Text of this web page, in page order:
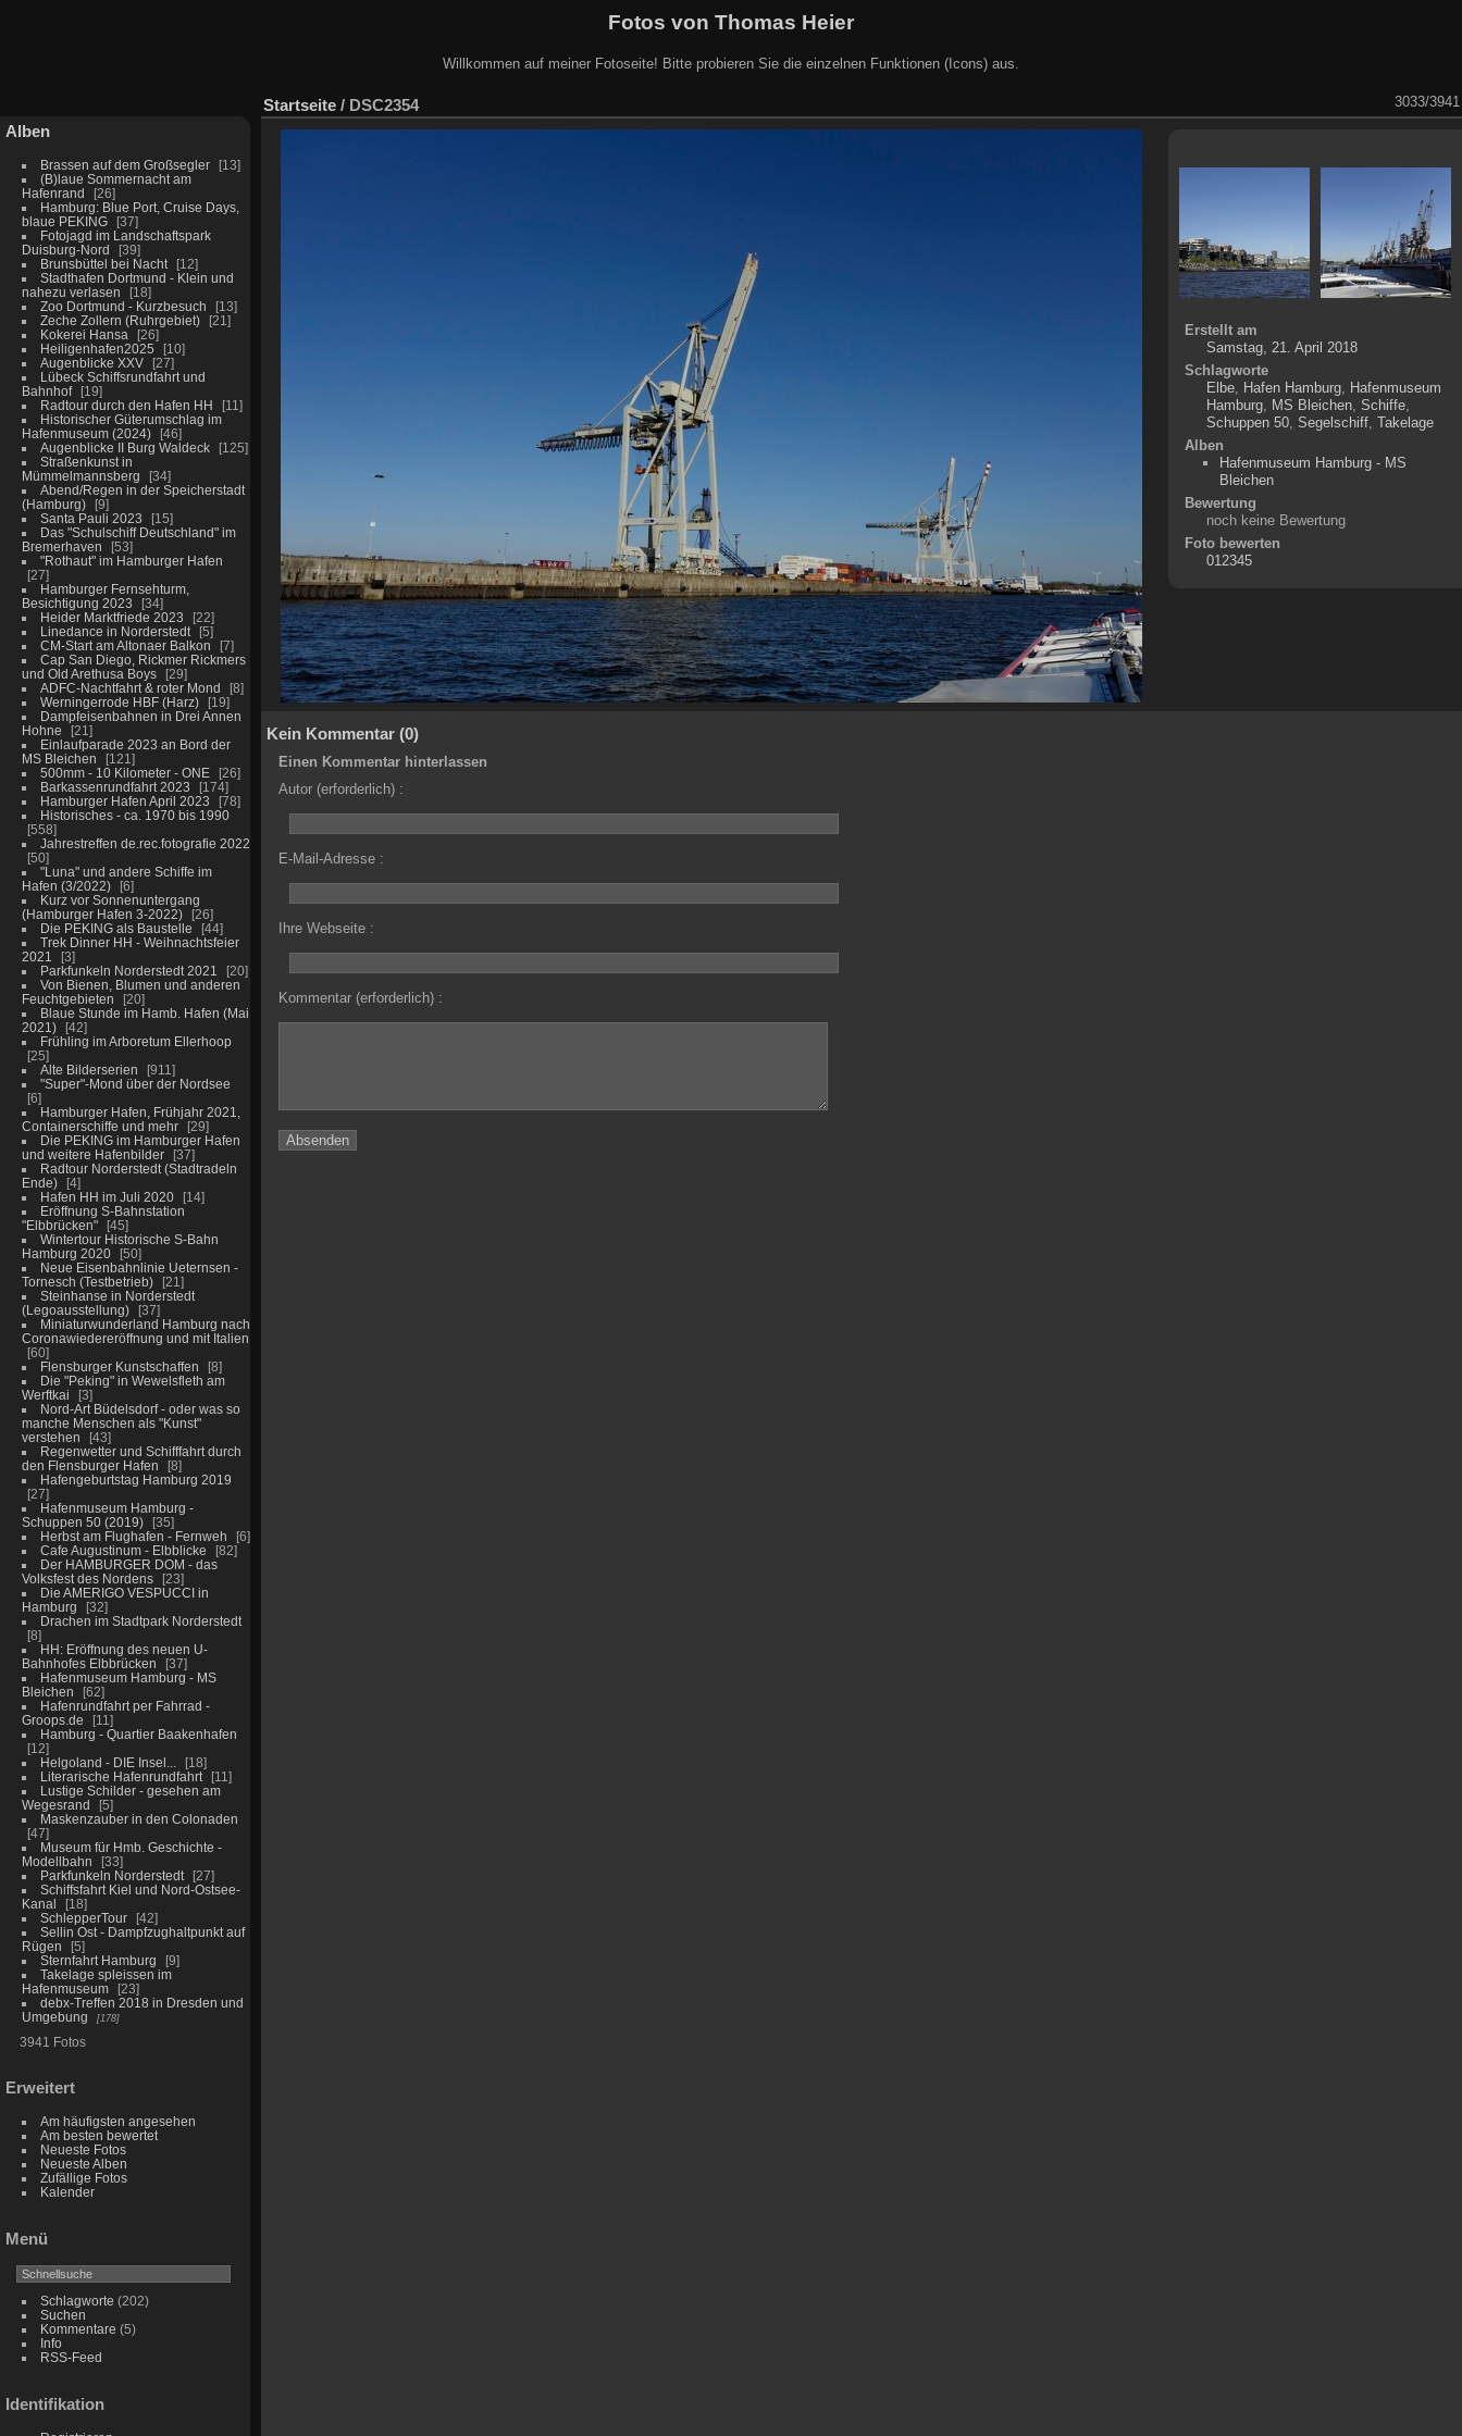
Fotos von Thomas Heier
Willkommen auf meiner Fotoseite! Bitte probieren Sie die einzelnen Funktionen (Icons) aus.
Alben
Brassen auf dem Großsegler
13
(B)laue Sommernacht am
Hafenrand
26
Hamburg: Blue Port, Cruise Days,
blaue PEKING
37
Fotojagd im Landschaftspark
Duisburg-Nord
39
Brunsbüttel bei Nacht
12
Stadthafen Dortmund - Klein und
nahezu verlasen
18
Zoo Dortmund - Kurzbesuch
13
Zeche Zollern (Ruhrgebiet)
21
Kokerei Hansa
26
Heiligenhafen2025
10
Augenblicke XXV
27
Lübeck Schiffsrundfahrt und
Bahnhof
19
Radtour durch den Hafen HH
11
Historischer Güterumschlag im
Hafenmuseum (2024)
46
Augenblicke II Burg Waldeck
125
Straßenkunst in
Mümmelmannsberg
34
Abend/Regen in der Speicherstadt
(Hamburg)
9
Santa Pauli 2023
15
Das "Schulschiff Deutschland" im
Bremerhaven
53
"Rothaut" im Hamburger Hafen
27
Hamburger Fernsehturm,
Besichtigung 2023
34
Heider Marktfriede 2023
22
Linedance in Norderstedt
5
CM-Start am Altonaer Balkon
7
Cap San Diego, Rickmer Rickmers
und Old Arethusa Boys
29
ADFC-Nachtfahrt & roter Mond
8
Werningerrode HBF (Harz)
19
Dampfeisenbahnen in Drei Annen
Hohne
21
Einlaufparade 2023 an Bord der
MS Bleichen
121
500mm - 10 Kilometer - ONE
26
Barkassenrundfahrt 2023
174
Hamburger Hafen April 2023
78
Historisches - ca. 1970 bis 1990
558
Jahrestreffen de.rec.fotografie 2022
50
"Luna" und andere Schiffe im
Hafen (3/2022)
6
Kurz vor Sonnenuntergang
(Hamburger Hafen 3-2022)
26
Die PEKING als Baustelle
44
Trek Dinner HH - Weihnachtsfeier
2021
3
Parkfunkeln Norderstedt 2021
20
Von Bienen, Blumen und anderen
Feuchtgebieten
20
Blaue Stunde im Hamb. Hafen (Mai
2021)
42
Frühling im Arboretum Ellerhoop
25
Alte Bilderserien
911
"Super"-Mond über der Nordsee
6
Hamburger Hafen, Frühjahr 2021,
Containerschiffe und mehr
29
Die PEKING im Hamburger Hafen
und weitere Hafenbilder
37
Radtour Norderstedt (Stadtradeln
Ende)
4
Hafen HH im Juli 2020
14
Eröffnung S-Bahnstation
"Elbbrücken"
45
Wintertour Historische S-Bahn
Hamburg 2020
50
Neue Eisenbahnlinie Ueternsen -
Tornesch (Testbetrieb)
21
Steinhanse in Norderstedt
(Legoausstellung)
37
Miniaturwunderland Hamburg nach
Coronawiedereröffnung und mit Italien
60
Flensburger Kunstschaffen
8
Die "Peking" in Wewelsfleth am
Werftkai
3
Nord-Art Büdelsdorf - oder was so
manche Menschen als "Kunst"
verstehen
43
Regenwetter und Schifffahrt durch
den Flensburger Hafen
8
Hafengeburtstag Hamburg 2019
27
Hafenmuseum Hamburg -
Schuppen 50 (2019)
35
Herbst am Flughafen - Fernweh
6
Cafe Augustinum - Elbblicke
82
Der HAMBURGER DOM - das
Volksfest des Nordens
23
Die AMERIGO VESPUCCI in
Hamburg
32
Drachen im Stadtpark Norderstedt
8
HH: Eröffnung des neuen U-
Bahnhofes Elbbrücken
37
Hafenmuseum Hamburg - MS
Bleichen
62
Hafenrundfahrt per Fahrrad -
Groops.de
11
Hamburg - Quartier Baakenhafen
12
Helgoland - DIE Insel...
18
Literarische Hafenrundfahrt
11
Lustige Schilder - gesehen am
Wegesrand
5
Maskenzauber in den Colonaden
47
Museum für Hmb. Geschichte -
Modellbahn
33
Parkfunkeln Norderstedt
27
Schiffsfahrt Kiel und Nord-Ostsee-
Kanal
18
SchlepperTour
42
Sellin Ost - Dampfzughaltpunkt auf
Rügen
5
Sternfahrt Hamburg
9
Takelage spleissen im
Hafenmuseum
23
debx-Treffen 2018 in Dresden und
Umgebung
178
3941 Fotos
Erweitert
Am häufigsten angesehen
Am besten bewertet
Neueste Fotos
Neueste Alben
Zufällige Fotos
Kalender
Menü
Schlagworte (202)
Suchen
Kommentare (5)
Info
RSS-Feed
Identifikation
Startseite / DSC2354 3033/3941
Erstellt am
Samstag, 21. April 2018
Schlagworte
Elbe, Hafen Hamburg, Hafenmuseum
Hamburg, MS Bleichen, Schiffe,
Schuppen 50, Segelschiff, Takelage
Alben
Hafenmuseum Hamburg - MS
Bleichen
Bewertung
noch keine Bewertung
Foto bewerten
Kein Kommentar (0)
Einen Kommentar hinterlassen
Autor (erforderlich) :
E-Mail-Adresse :
Ihre Webseite :
Kommentar (erforderlich) :